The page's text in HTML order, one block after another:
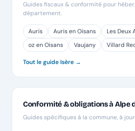
Guides fiscaux & conformité pour
département.
Auris Auris en Oisans
Les Deux
oz en Oisans
Vaujany Villard
Tout le guide Isère →
Conformité & obligations à Alpe
Guides spécifiques à la commune, à